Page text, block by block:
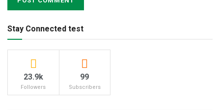
Stay Connected test
23.9k
Followers
99
Subscribers